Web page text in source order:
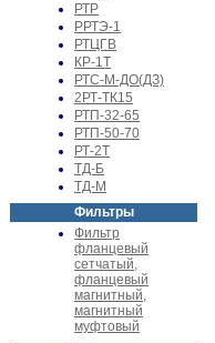
РТР
РРТЭ-1
РТЦГВ
КР-1Т
РТС-М-ДО(ДЗ)
2РТ-ТК15
РТП-32-65
РТП-50-70
РТ-2Т
ТД-Б
ТД-М
Фильтры
Фильтр
фланцевый
сетчатый,
фланцевый
магнитный,
магнитный
муфтовый